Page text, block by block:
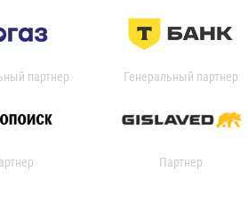
партнер Генеральный партнер
Партнер